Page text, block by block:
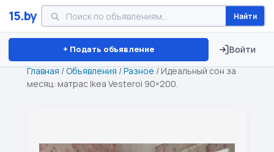
15.by Найти
+ Подать объявление Войти
Минск Витебск Брест ⏱ ТОЛЬКО 15 ДНЕЙ
Главная /Объявления /Разное / Идеальный сон за
месяц: матрас Ikea Vesteroi 90×200.